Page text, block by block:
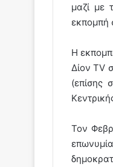
μαζί με
εκπομπή
Η
Δίον TV
(επίσης
Τον